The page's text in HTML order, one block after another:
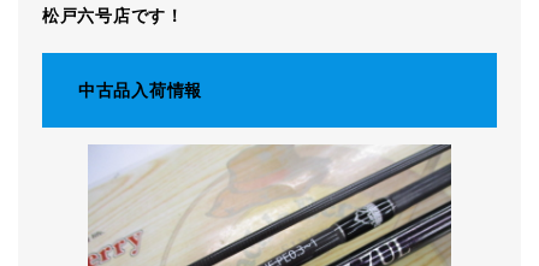
松戸六号店です！
中古品入荷情報